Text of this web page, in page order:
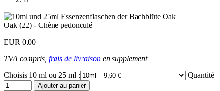
Oak (22) - Chène pedonculé
EUR 0,00
TVA compris, frais de livraison en supplement
Choisis 10 ml ou 25 ml :
Quantité